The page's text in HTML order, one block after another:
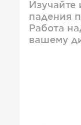
Изучайте
падения
Работа
вашему